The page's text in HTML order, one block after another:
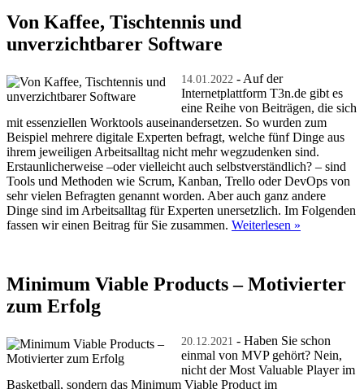
Von Kaffee, Tischtennis und
unverzichtbarer Software
14.01.2022 - Auf der
Internetplattform T3n.de gibt es
eine Reihe von Beiträgen, die sich
mit essenziellen Worktools auseinandersetzen. So wurden zum
Beispiel mehrere digitale Experten befragt, welche fünf Dinge aus
ihrem jeweiligen Arbeitsalltag nicht mehr wegzudenken sind.
Erstaunlicherweise –oder vielleicht auch selbstverständlich? – sind
Tools und Methoden wie Scrum, Kanban, Trello oder DevOps von
sehr vielen Befragten genannt worden. Aber auch ganz andere
Dinge sind im Arbeitsalltag für Experten unersetzlich. Im Folgenden
fassen wir einen Beitrag für Sie zusammen. Weiterlesen »
Minimum Viable Products – Motivierter
zum Erfolg
20.12.2021 - Haben Sie schon
einmal von MVP gehört? Nein,
nicht der Most Valuable Player im
Basketball, sondern das Minimum Viable Product im